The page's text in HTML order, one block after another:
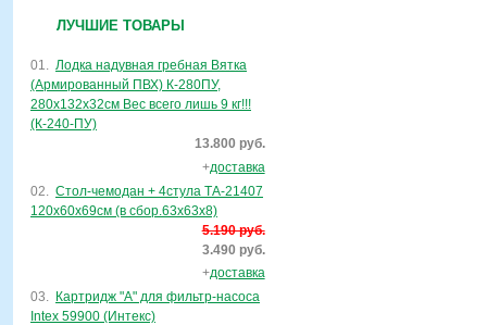
ЛУЧШИЕ ТОВАРЫ
01. Лодка надувная гребная Вятка
(Армированный ПВХ) К-280ПУ,
280х132х32см Вес всего лишь 9 кг!!!
(К-240-ПУ)
13.800 руб.
+доставка
02. Стол-чемодан + 4стула ТА-21407
120х60х69см (в сбор.63х63х8)
5.190 руб.
3.490 руб.
+доставка
03. Картридж "А" для фильтр-насоса
Intex 59900 (Интекс)